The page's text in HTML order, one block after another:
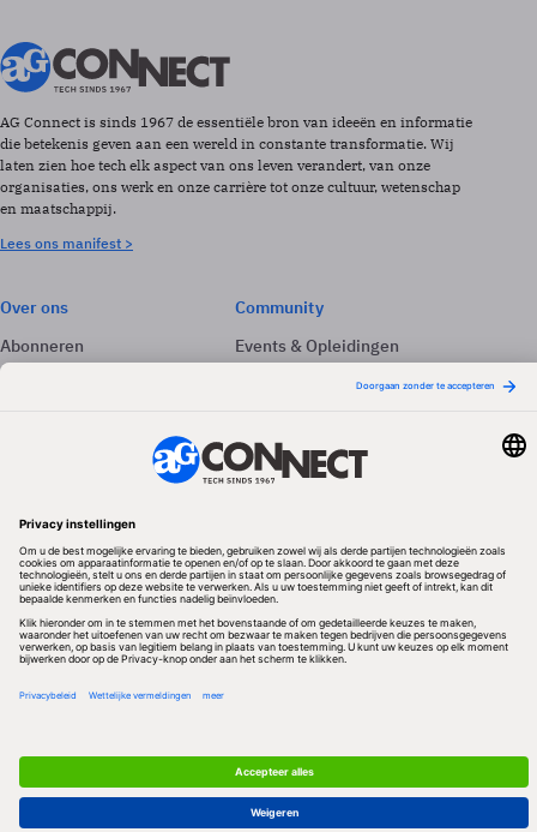
AG Connect is sinds 1967 de essentiële bron van ideeën en informatie
die betekenis geven aan een wereld in constante transformatie. Wij
laten zien hoe tech elk aspect van ons leven verandert, van onze
organisaties, ons werk en onze carrière tot onze cultuur, wetenschap
en maatschappij.
Lees ons manifest >
Over ons
Abonneren
Adverteren
Community
Events & Opleidingen
Volg ons
Redactionele partner
Algemene Voorwaarden & Copyrights